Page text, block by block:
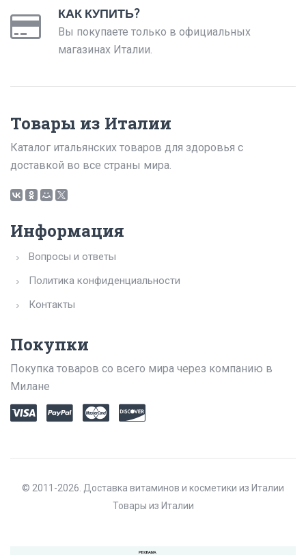
КАК КУПИТЬ?
Вы покупаете только в официальных
магазинах Италии.
Товары из Италии
Каталог итальянских товаров для здоровья с
доставкой во все страны мира.
Информация
Вопросы и ответы
Политика конфиденциальности
Контакты
Покупки
Покупка товаров со всего мира через компанию в
Милане
© 2011-2026. Доставка витаминов и косметики из Италии
Товары из Италии